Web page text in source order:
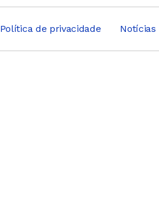
Política de privacidade Notícias